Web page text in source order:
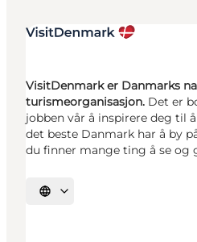
VisitDenmark er Danmarks
turismeorganisasjon. Det er
jobben vår å inspirere deg til
det beste Danmark har å by
du finner mange ting å se og
Velg språk